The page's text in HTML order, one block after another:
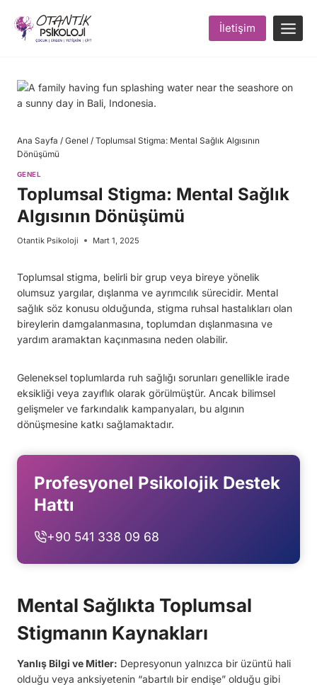
content
İletişim
Ana Sayfa / Genel / Toplumsal Stigma: Mental Sağlık Algısının
Dönüşümü
GENEL
Toplumsal Stigma: Mental Sağlık
Algısının Dönüşümü
Otantik Psikoloji Mart 1, 2025
Toplumsal stigma, belirli bir grup veya bireye yönelik
olumsuz yargılar, dışlanma ve ayrımcılık sürecidir. Mental
sağlık söz konusu olduğunda, stigma ruhsal hastalıkları olan
bireylerin damgalanmasına, toplumdan dışlanmasına ve
yardım aramaktan kaçınmasına neden olabilir.
Geleneksel toplumlarda ruh sağlığı sorunları genellikle irade
eksikliği veya zayıflık olarak görülmüştür. Ancak bilimsel
gelişmeler ve farkındalık kampanyaları, bu algının
dönüşmesine katkı sağlamaktadır.
Profesyonel Psikolojik Destek
Hattı
+90 541 338 09 68
Mental Sağlıkta Toplumsal
Stigmanın Kaynakları
Yanlış Bilgi ve Mitler: Depresyonun yalnızca bir üzüntü hali
olduğu veya anksiyetenin “abartılı bir endişe” olduğu gibi